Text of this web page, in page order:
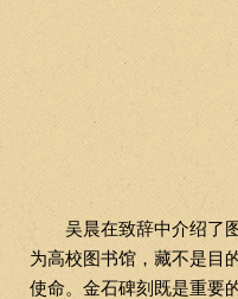
吴晨在致辞中介绍了
为高校图书馆，藏不是目
使命。金石碑刻既是重要